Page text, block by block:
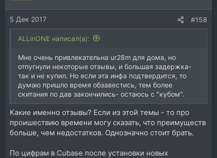
5 Дек 2017 #158
ALLinONE написал(а):
Мне очень привлекательна ur28m для дома, но
отпугнули некоторые отзывы, и большая задержка-
так и не купил. Но если эта инфа подтвердится, то
думаю пришло время обзавестись, тем более
скитания по дав закончились- остаюсь с "кубом".
Какие именно отзывы? Если из этой темы - то про
проишествию времени могу сказать, что преимуществ
больше, чем недостатков. Однозначно стоит брать.
По цифрам в Cubase после установки новых